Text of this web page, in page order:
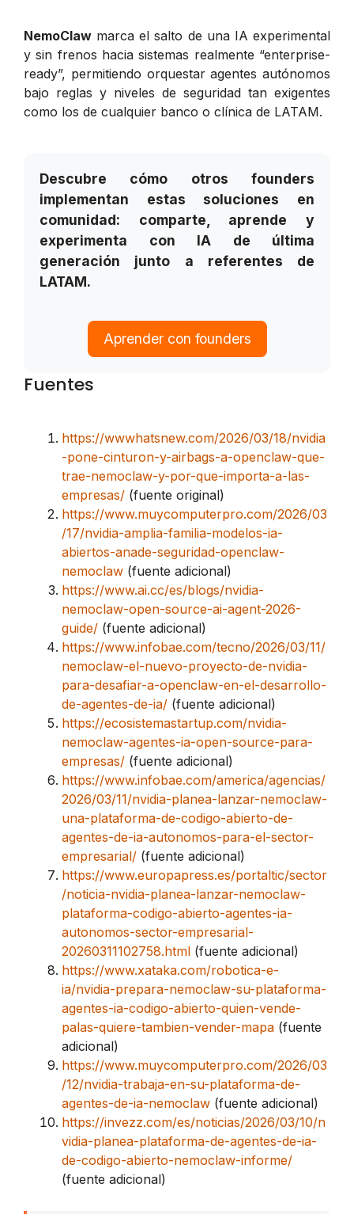
NemoClaw marca el salto de una IA experimental
y sin frenos hacia sistemas realmente “enterprise-
ready”, permitiendo orquestar agentes autónomos
bajo reglas y niveles de seguridad tan exigentes
como los de cualquier banco o clínica de LATAM.
Descubre cómo otros founders
implementan estas soluciones en
comunidad: comparte, aprende y
experimenta con IA de última
generación junto a referentes de
LATAM.
Aprender con founders
Fuentes
https://wwwhatsnew.com/2026/03/18/nvidia
-pone-cinturon-y-airbags-a-openclaw-que-
trae-nemoclaw-y-por-que-importa-a-las-
empresas/ (fuente original)
https://www.muycomputerpro.com/2026/03
/17/nvidia-amplia-familia-modelos-ia-
abiertos-anade-seguridad-openclaw-
nemoclaw (fuente adicional)
https://www.ai.cc/es/blogs/nvidia-
nemoclaw-open-source-ai-agent-2026-
guide/ (fuente adicional)
https://www.infobae.com/tecno/2026/03/11/
nemoclaw-el-nuevo-proyecto-de-nvidia-
para-desafiar-a-openclaw-en-el-desarrollo-
de-agentes-de-ia/ (fuente adicional)
https://ecosistemastartup.com/nvidia-
nemoclaw-agentes-ia-open-source-para-
empresas/ (fuente adicional)
https://www.infobae.com/america/agencias/
2026/03/11/nvidia-planea-lanzar-nemoclaw-
una-plataforma-de-codigo-abierto-de-
agentes-de-ia-autonomos-para-el-sector-
empresarial/ (fuente adicional)
https://www.europapress.es/portaltic/sector
/noticia-nvidia-planea-lanzar-nemoclaw-
plataforma-codigo-abierto-agentes-ia-
autonomos-sector-empresarial-
20260311102758.html (fuente adicional)
https://www.xataka.com/robotica-e-
ia/nvidia-prepara-nemoclaw-su-plataforma-
agentes-ia-codigo-abierto-quien-vende-
palas-quiere-tambien-vender-mapa (fuente
adicional)
https://www.muycomputerpro.com/2026/03
/12/nvidia-trabaja-en-su-plataforma-de-
agentes-de-ia-nemoclaw (fuente adicional)
https://invezz.com/es/noticias/2026/03/10/n
vidia-planea-plataforma-de-agentes-de-ia-
de-codigo-abierto-nemoclaw-informe/
(fuente adicional)